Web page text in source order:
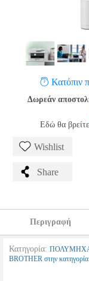
Κατόπιν
Δωρεάν
Εδώ θα
Wishlist
Share
Περιγραφή
Κατηγορία:
BROTHER στην